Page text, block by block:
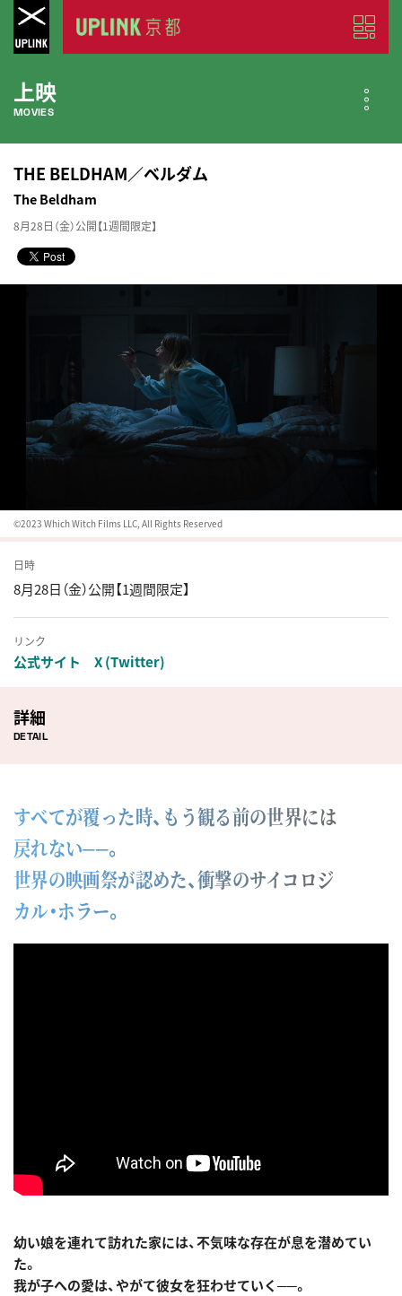
上映
MOVIES
公開中の作品
近日公開の作品
COMING SOON
THE BELDHAM／ベルダム
The Beldham
8月28日（金）公開【1週間限定】
©2023 Which Witch Films LLC, All Rights Reserved
日時
8月28日（金）公開【1週間限定】
リンク
公式サイト X (Twitter)
詳細
DETAIL
すべてが覆った時、もう観る前の世界には
戻れない──。
世界の映画祭が認めた、衝撃のサイコロジ
カル・ホラー。
幼い娘を連れて訪れた家には、不気味な存在が息を潜めてい
た。
我が子への愛は、やがて彼女を狂わせていく──。